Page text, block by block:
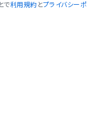
で利用規約 とプライバシーポ